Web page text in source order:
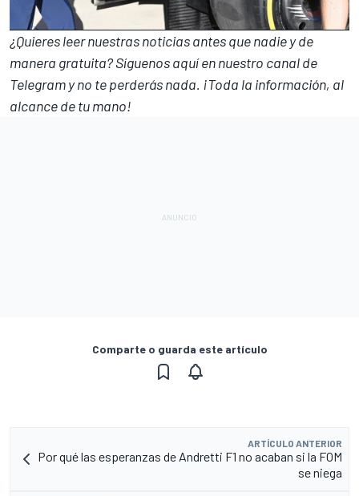
¿Quieres leer nuestras noticias antes que nadie y de
manera gratuita? Síguenosaquí en nuestro canal de
Telegramy no te perderás nada. ¡Toda la información, al
alcance de tu mano!
Comparte o guarda este artículo
ARTÍCULO ANTERIOR
Por qué las esperanzas de Andretti F1 no acaban si la FOM
se niega